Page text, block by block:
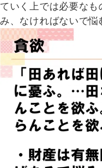
ていく上では必要な
み、なければないで悩